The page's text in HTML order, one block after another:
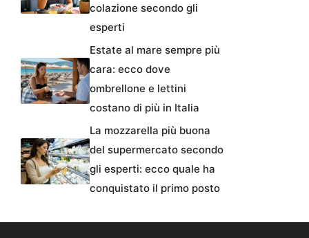
colazione secondo gli
esperti
Estate al mare sempre più
cara: ecco dove
ombrellone e lettini
costano di più in Italia
La mozzarella più buona
del supermercato secondo
gli esperti: ecco quale ha
conquistato il primo posto